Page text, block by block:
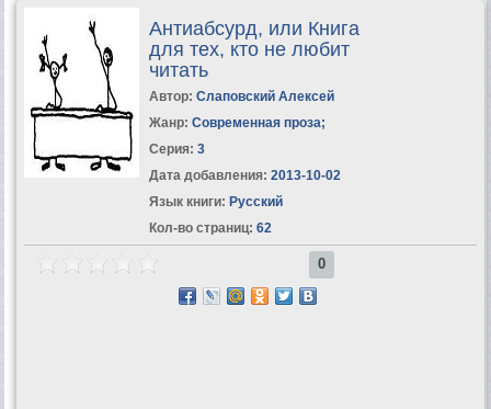
Антиабсурд, или Книга
для тех, кто не любит
читать
Автор: Слаповский Алексей
Жанр: Современная проза;
Серия: 3
Дата добавления: 2013-10-02
Язык книги: Русский
Кол-во страниц: 62
0